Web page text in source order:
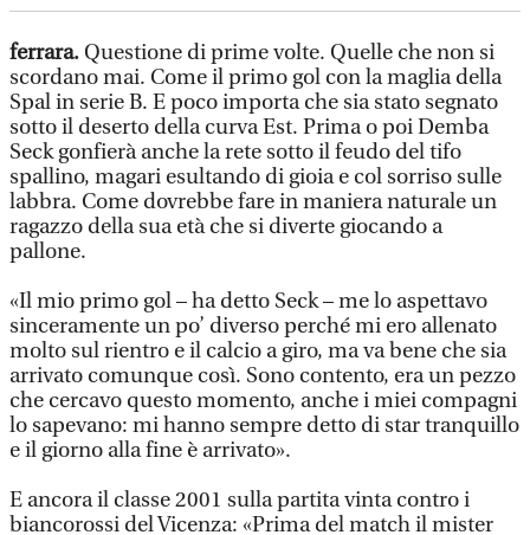
ferrara. Questione di prime volte. Quelle che non si
scordano mai. Come il primo gol con la maglia della
Spal in serie B. E poco importa che sia stato segnato
sotto il deserto della curva Est. Prima o poi Demba
Seck gonfierà anche la rete sotto il feudo del tifo
spallino, magari esultando di gioia e col sorriso sulle
labbra. Come dovrebbe fare in maniera naturale un
ragazzo della sua età che si diverte giocando a
pallone.
«Il mio primo gol – ha detto Seck – me lo aspettavo
sinceramente un po’ diverso perché mi ero allenato
molto sul rientro e il calcio a giro, ma va bene che sia
arrivato comunque così. Sono contento, era un pezzo
che cercavo questo momento, anche i miei compagni
lo sapevano: mi hanno sempre detto di star tranquillo
e il giorno alla fine è arrivato».
E ancora il classe 2001 sulla partita vinta contro i
biancorossi del Vicenza: «Prima del match il mister